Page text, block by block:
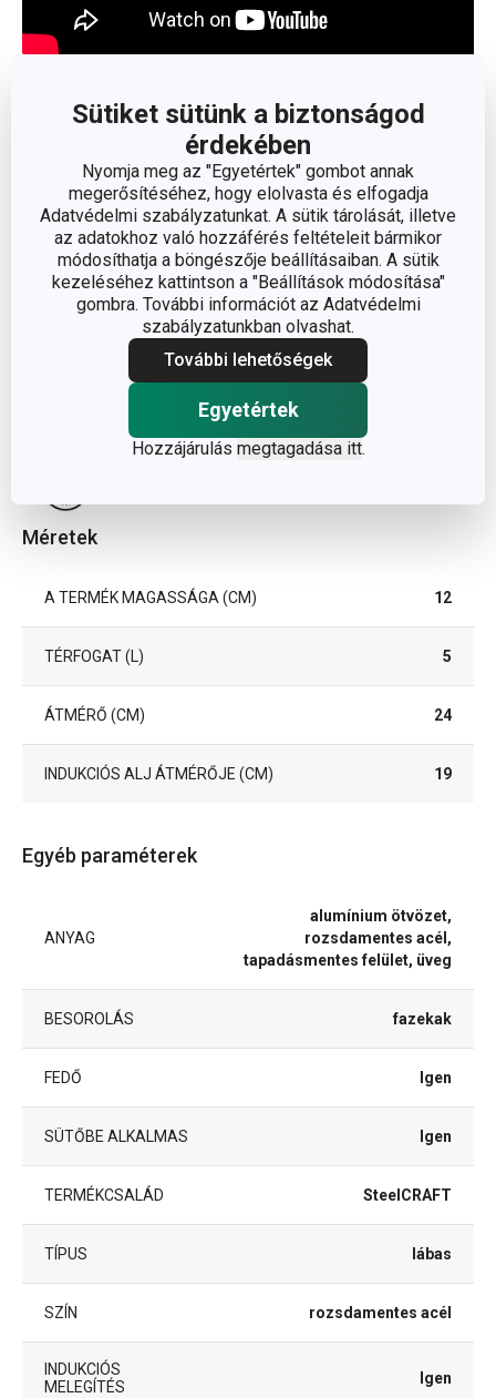
Sütiket sütünk a biztonságod
érdekében
Nyomja meg az "Egyetértek" gombot annak
megerősítéséhez, hogy elolvasta és elfogadja
Adatvédelmi szabályzatunkat. A sütik tárolását, illetve
az adatokhoz való hozzáférés feltételeit bármikor
módosíthatja a böngészője beállításaiban. A sütik
kezeléséhez kattintson a "Beállítások módosítása"
gombra. További információt az Adatvédelmi
szabályzatunkban olvashat.
További lehetőségek
Egyetértek
Hozzájárulás megtagadása itt.
Méretek
A TERMÉK MAGASSÁGA (CM) 12
TÉRFOGAT (L) 5
ÁTMÉRŐ (CM) 24
INDUKCIÓS ALJ ÁTMÉRŐJE (CM) 19
Egyéb paraméterek
ANYAG
alumínium ötvözet,
rozsdamentes acél,
tapadásmentes felület, üveg
BESOROLÁS fazekak
FEDŐ Igen
SÜTŐBE ALKALMAS Igen
TERMÉKCSALÁD SteelCRAFT
TÍPUS lábas
SZÍN rozsdamentes acél
INDUKCIÓS
MELEGÍTÉS
Igen